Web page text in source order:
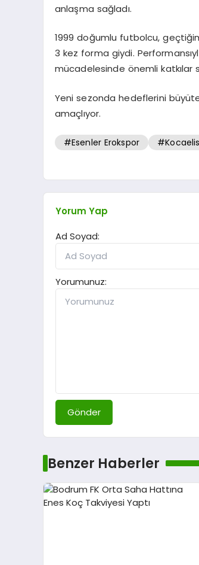
anlaşma sağladı.
1999 doğumlu futbolcu,
3 kez forma giydi.
mücadelesinde önemli katkılar
Yeni sezonda hedeflerini
amaçlıyor.
#Esenler Erokspor
Yorum Yap
Ad Soyad:
Yorumunuz:
Gönder
Benzer Haberler